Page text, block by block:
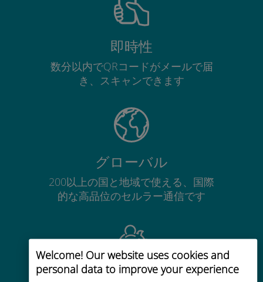
Welcome! Our website uses cookies and
personal data to improve your experience
即時性
数分以内でQRコードがメールで届
き、スキャンできます
グローバル
200以上の国と地域で使える、国際
的な高品位のセルラー通信です
コストパフォーマンス